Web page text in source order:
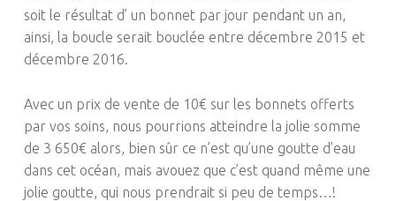
soit le résultat d’ un bonnet par jour pendant un an,
ainsi, la boucle serait bouclée entre décembre 2015 et
décembre 2016.
Avec un prix de vente de 10€ sur les bonnets offerts
par vos soins, nous pourrions atteindre la jolie somme
de 3 650€ alors, bien sûr ce n’est qu’une goutte d’eau
dans cet océan, mais avouez que c’est quand même une
jolie goutte, qui nous prendrait si peu de temps…!